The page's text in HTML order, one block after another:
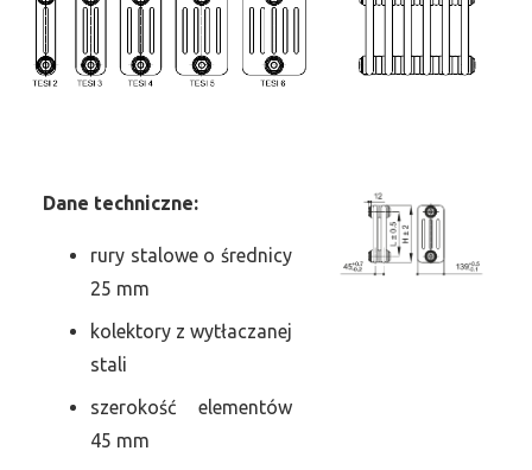
Dane techniczne:
rury stalowe o średnicy
25 mm
kolektory z wytłaczanej
stali
szerokość elementów
45 mm